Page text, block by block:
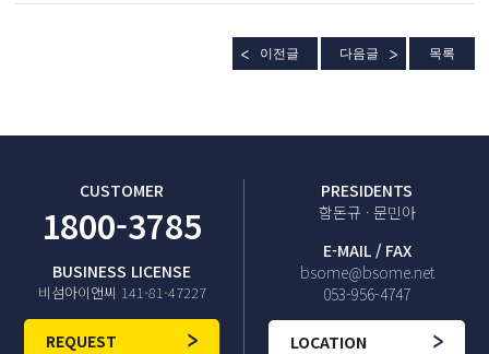
이전글 다음글 목록
CUSTOMER
1800-3785
BUSINESS LICENSE
비섬아이앤씨 141-81-47227
REQUEST
PRESIDENTS
함돈규 · 문민아
E-MAIL / FAX
bsome@bsome.net
053-956-4747
LOCATION